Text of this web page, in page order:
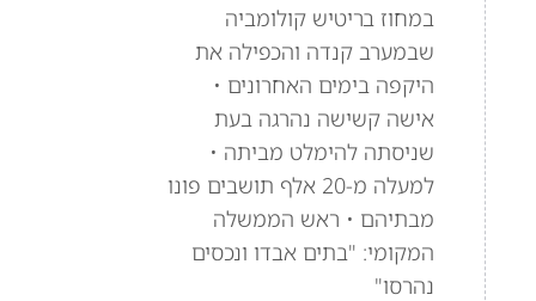
במחוז בריטיש קולומביה
שבמערב קנדה והכפילה את
היקפה בימים האחרונים •
אישה קשישה נהרגה בעת
שניסתה להימלט מביתה •
למעלה מ-20 אלף תושבים פונו
מבתיהם • ראש הממשלה
המקומי: "בתים אבדו ונכסים
נהרסו"